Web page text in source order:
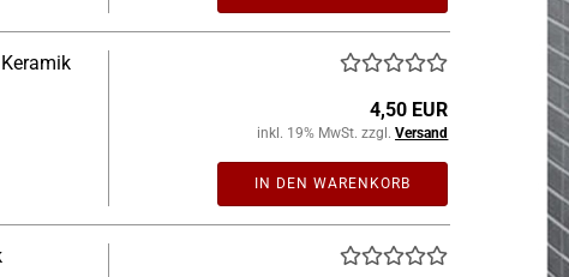
4,50 EUR
inkl. 19% MwSt. zzgl.Versand
IN DEN WARENKORB